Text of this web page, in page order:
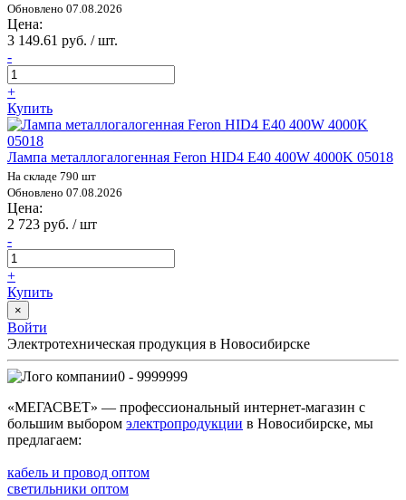
Обновлено 07.08.2026
Цена:
3 149.61 руб. / шт.
-
+
Купить
Лампа металлогалогенная Feron HID4 E40 400W 4000K 05018
На складе 790 шт
Обновлено 07.08.2026
Цена:
2 723 руб. / шт
-
+
Купить
×
Войти
Электротехническая продукция в Новосибирске
0 - 9999999
«МЕГАСВЕТ» — профессиональный интернет-магазин с
большим выбором электропродукции в Новосибирске, мы
предлагаем:
кабель и провод оптом
светильники оптом